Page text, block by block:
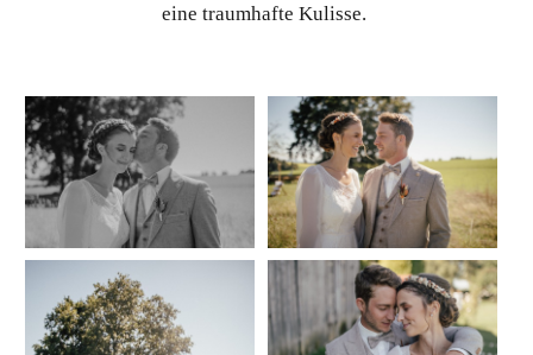
eine traumhafte Kulisse.